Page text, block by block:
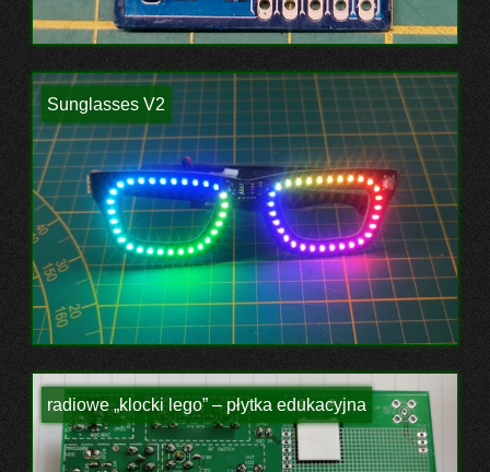
Sunglasses V2
radiowe „klocki lego” – płytka edukacyjna